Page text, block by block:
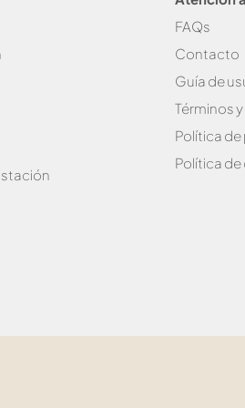
FAQs
Contacto
Guía de
Términos
Política
Política